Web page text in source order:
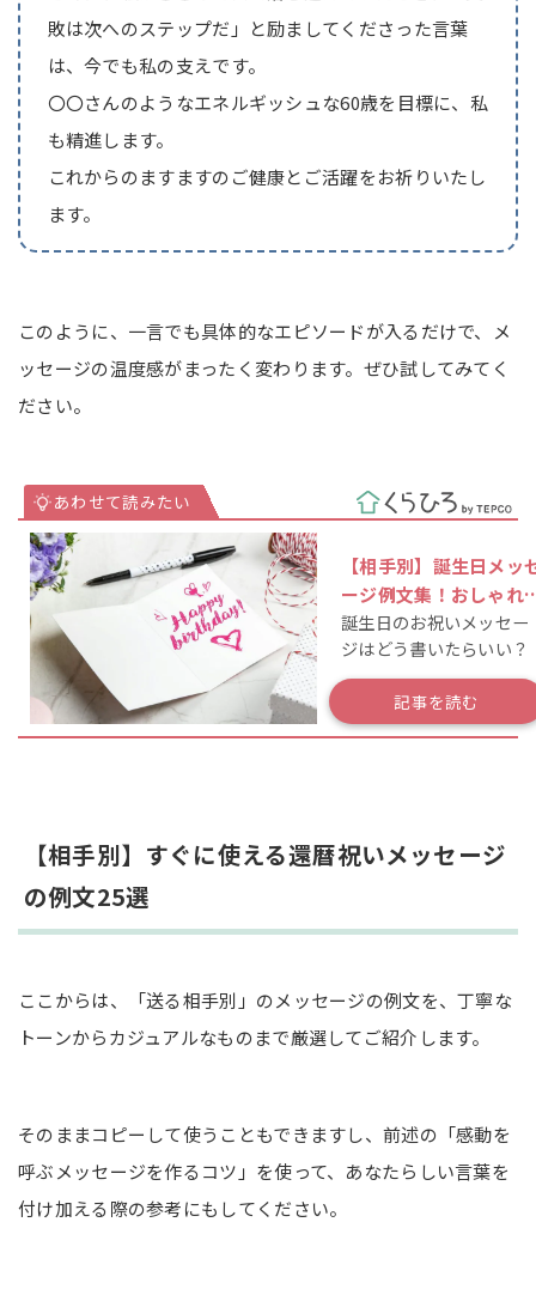
敗は次へのステップだ」と励ましてくださった言葉
は、今でも私の支えです。
〇〇さんのようなエネルギッシュな60歳を目標に、私
も精進します。
これからのますますのご健康とご活躍をお祈りいたし
ます。
このように、一言でも具体的なエピソードが入るだけで、メ
ッセージの温度感がまったく変わります。ぜひ試してみてく
ださい。
【相手別】誕生日メッ
ージ例文集！おしゃれ
心に響く一言の書き方
誕生日のお祝いメッセー
ジはどう書いたらいい？
記事を読む
【相手別】すぐに使える還暦祝いメッセージ
の例文25選
ここからは、「送る相手別」のメッセージの例文を、丁寧な
トーンからカジュアルなものまで厳選してご紹介します。
そのままコピーして使うこともできますし、前述の「感動を
呼ぶメッセージを作るコツ」を使って、あなたらしい言葉を
付け加える際の参考にもしてください。